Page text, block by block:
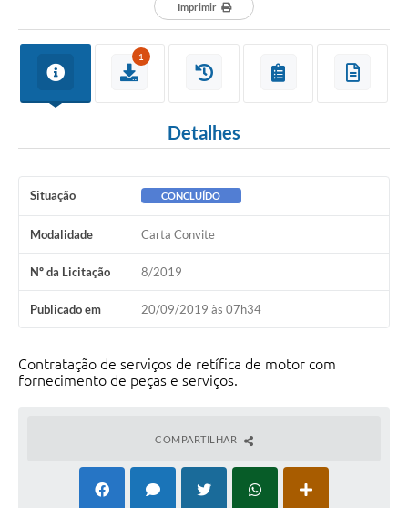
Imprimir
1
Detalhes
Situação CONCLUÍDO
Modalidade Carta Convite
Nº da Licitação 8/2019
Publicado em 20/09/2019 às 07h34
Contratação de serviços de retífica de motor com
fornecimento de peças e serviços.
COMPARTILHAR